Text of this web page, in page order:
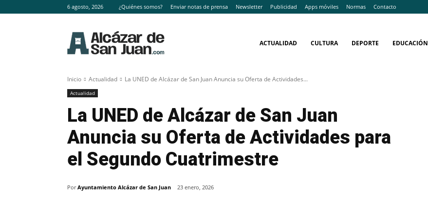
6 agosto, 2026 ¿Quiénes somos? Enviar notas de prensa Newsletter Publicidad Apps móviles Normas Contacto
ACTUALIDAD CULTURA DEPORTE EDUCACIÓN
Inicio Actualidad La UNED de Alcázar de San Juan Anuncia su Oferta de Actividades...
Actualidad
La UNED de Alcázar de San Juan
Anuncia su Oferta de Actividades para
el Segundo Cuatrimestre
Por Ayuntamiento Alcázar de San Juan 23 enero, 2026